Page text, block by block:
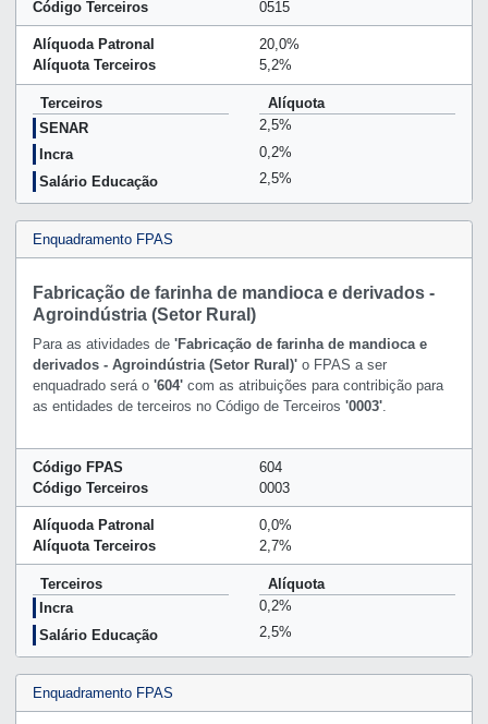
Código Terceiros 0515
Alíquoda Patronal
20,0%
Alíquota Terceiros
5,2%
Terceiros
Alíquota
SENAR
2,5%
Incra
0,2%
Salário Educação
2,5%
Enquadramento FPAS
Fabricação de farinha de mandioca e derivados -
Agroindústria (Setor Rural)
Para as atividades de 'Fabricação de farinha de mandioca e
derivados - Agroindústria (Setor Rural)'o FPAS a ser
enquadrado será o '604'com as atribuições para contribição para
as entidades de terceiros no Código de Terceiros '0003'.
Código FPAS
604
Código Terceiros
0003
Alíquoda Patronal
0,0%
Alíquota Terceiros
2,7%
Terceiros
Alíquota
Incra
0,2%
Salário Educação
2,5%
Enquadramento FPAS